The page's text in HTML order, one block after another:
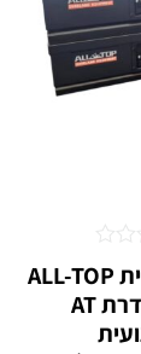
מגירה מודולרית ALL-TOP
PRO מסדרת AT
0
מתוך